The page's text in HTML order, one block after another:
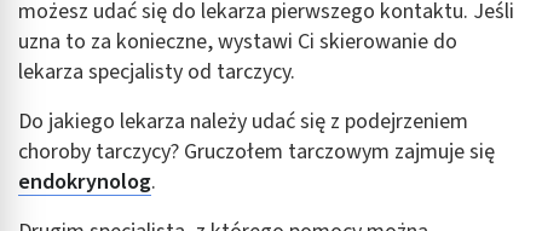
możesz udać się do lekarza pierwszego kontaktu. Jeśli
uzna to za konieczne, wystawi Ci skierowanie do
lekarza specjalisty od tarczycy.
Do jakiego lekarza należy udać się z podejrzeniem
choroby tarczycy? Gruczołem tarczowym zajmuje się
endokrynolog.